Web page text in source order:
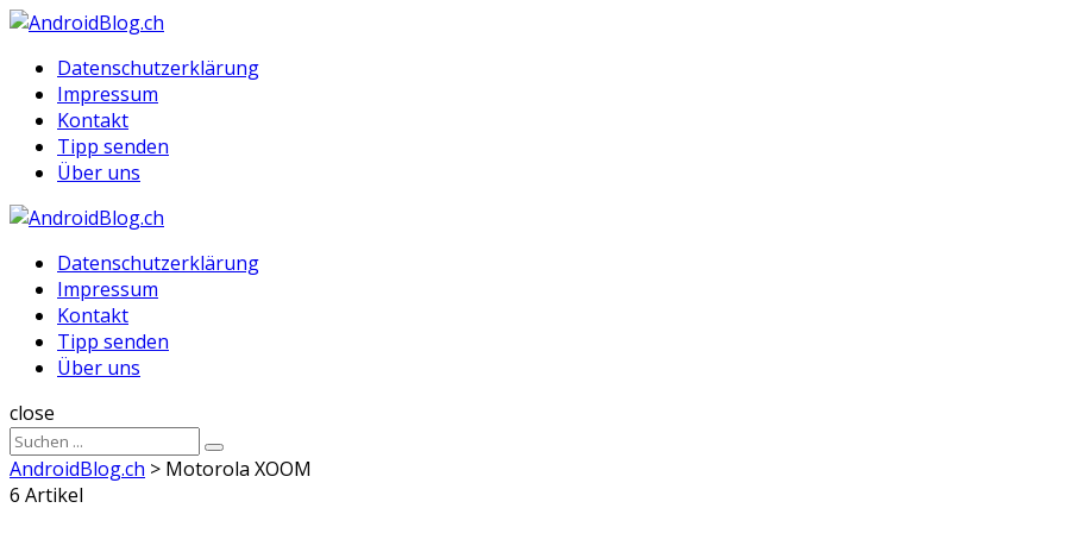
Menu
MenuDatenschutzerklärung
Impressum
Kontakt
Tipp senden
Über uns
Datenschutzerklärung
Impressum
Kontakt
Tipp senden
Über uns
Suche
close
Sucheergebnisse
für
Suche
AndroidBlog.ch > Motorola XOOM
6 Artikel